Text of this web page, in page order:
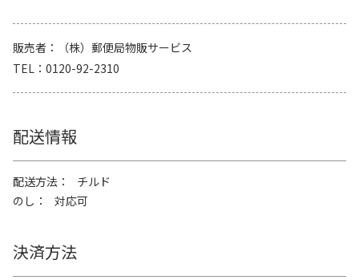
販売者
（株）郵便局物販サービス
TEL
0120-92-2310
配送情報
配送方法
チルド
のし
対応可
決済方法